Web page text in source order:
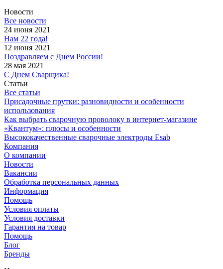
Новости
Все новости
24 июня 2021
Нам 22 года!
12 июня 2021
Поздравляем с Днем России!
28 мая 2021
С Днем Сварщика!
Статьи
Все статьи
Присадочные прутки: разновидности и особенности
использования
Как выбрать сварочную проволоку в интернет-магазине
«Квантум»: плюсы и особенности
Высококачественные сварочные электроды Esab
Компания
О компании
Новости
Вакансии
Обработка персональных данных
Информация
Помощь
Условия оплаты
Условия доставки
Гарантия на товар
Помощь
Блог
Бренды